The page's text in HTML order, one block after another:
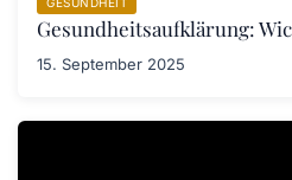
Gesundheitsaufklärung:
15. September 2025